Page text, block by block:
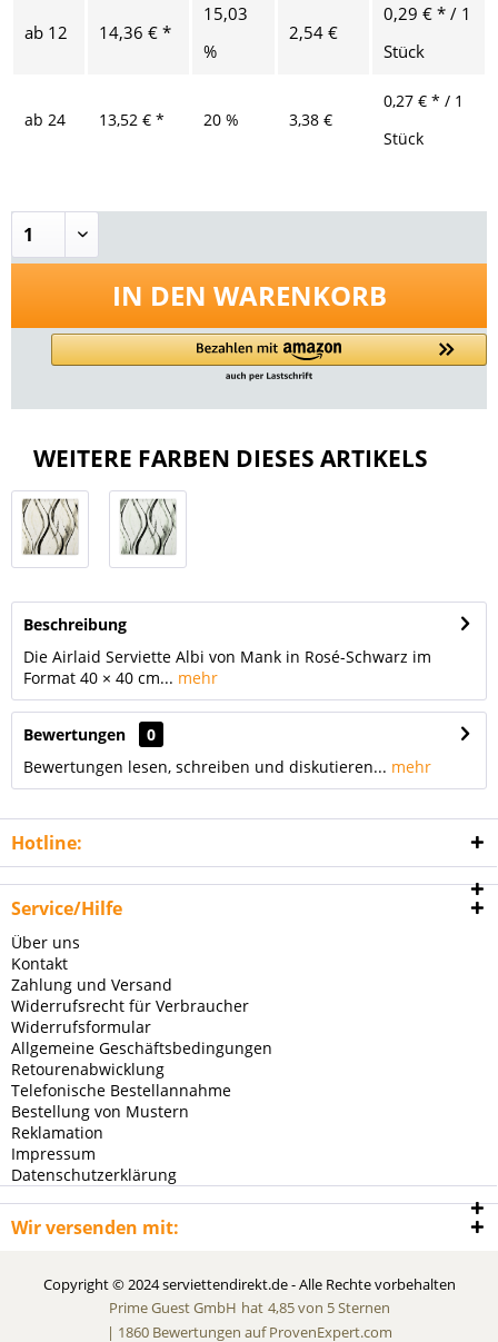
ab 12 14,36 € *
15,03
%
2,54 €
0,29 € * / 1
Stück
ab 24 13,52 € * 20 % 3,38 €
0,27 € * / 1
Stück
IN DEN WARENKORB
WEITERE FARBEN DIESES ARTIKELS
Beschreibung
Die Airlaid Serviette Albi von Mank in Rosé-Schwarz im
Format 40 × 40 cm... mehr
Bewertungen
0
Bewertungen lesen, schreiben und diskutieren... mehr
Hotline:
Service/Hilfe
Über uns
Kontakt
Zahlung und Versand
Widerrufsrecht für Verbraucher
Widerrufsformular
Allgemeine Geschäftsbedingungen
Retourenabwicklung
Telefonische Bestellannahme
Bestellung von Mustern
Reklamation
Impressum
Datenschutzerklärung
Wir versenden mit:
Copyright © 2024 serviettendirekt.de - Alle Rechte vorbehalten
Prime Guest GmbH hat 4,85von 5Sternen
| 1860Bewertungen auf ProvenExpert.com